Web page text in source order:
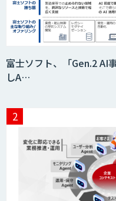
富士ソフト、「Gen.2 AI
しA…